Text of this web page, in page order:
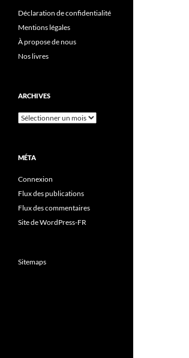
Déclaration de confidentialité
Mentions légales
À propose de nous
Nos livres
ARCHIVES
Archives
MÉTA
Connexion
Flux des publications
Flux des commentaires
Site de WordPress-FR
Sitemaps